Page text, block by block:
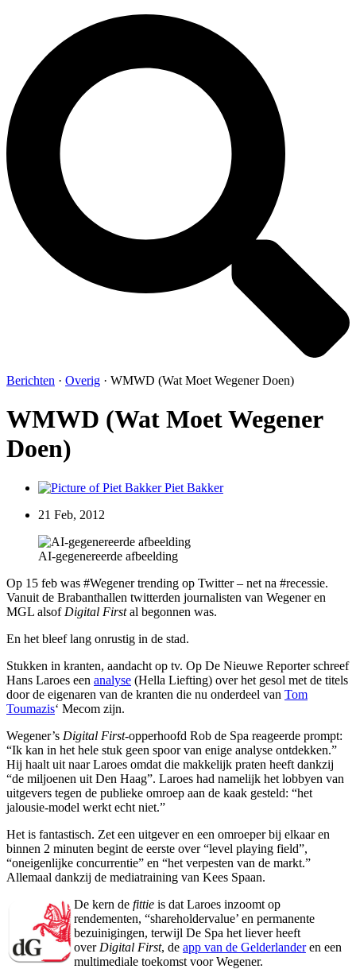
Berichten · Overig · WMWD (Wat Moet Wegener Doen)
WMWD (Wat Moet Wegener
Doen)
Piet Bakker
21 Feb, 2012
AI-gegenereerde afbeelding
Op 15 feb was #Wegener trending op Twitter – net na #recessie.
Vanuit de Brabanthallen twitterden journalisten van Wegener en
MGL alsof Digital Firstal begonnen was.
En het bleef lang onrustig in de stad.
Stukken in kranten, aandacht op tv. Op De Nieuwe Reporter schreef
Hans Laroes een analyse (Hella Liefting) over het gesol met de titels
door de eigenaren van de kranten die nu onderdeel van Tom
Toumazis‘ Mecom zijn.
Wegener’s Digital First-opperhoofd Rob de Spa reageerde prompt:
“Ik kan in het hele stuk geen spoor van enige analyse ontdekken.”
Hij haalt uit naar Laroes omdat die makkelijk praten heeft dankzij
“de miljoenen uit Den Haag”. Laroes had namelijk het lobbyen van
uitgevers tegen de publieke omroep aan de kaak gesteld: “het
jalousie-model werkt echt niet.”
Het is fantastisch. Zet een uitgever en een omroeper bij elkaar en
binnen 2 minuten begint de eerste over “level playing field”,
“oneigenlijke concurrentie” en “het verpesten van de markt.”
Allemaal dankzij de mediatraining van Kees Spaan.
De kern de fittie is dat Laroes inzoomt op
rendementen, “shareholdervalue’ en permanente
bezuinigingen, terwijl De Spa het liever heeft
over Digital First, de app van de Gelderlanderen een
multimediale toekomst voor Wegener.